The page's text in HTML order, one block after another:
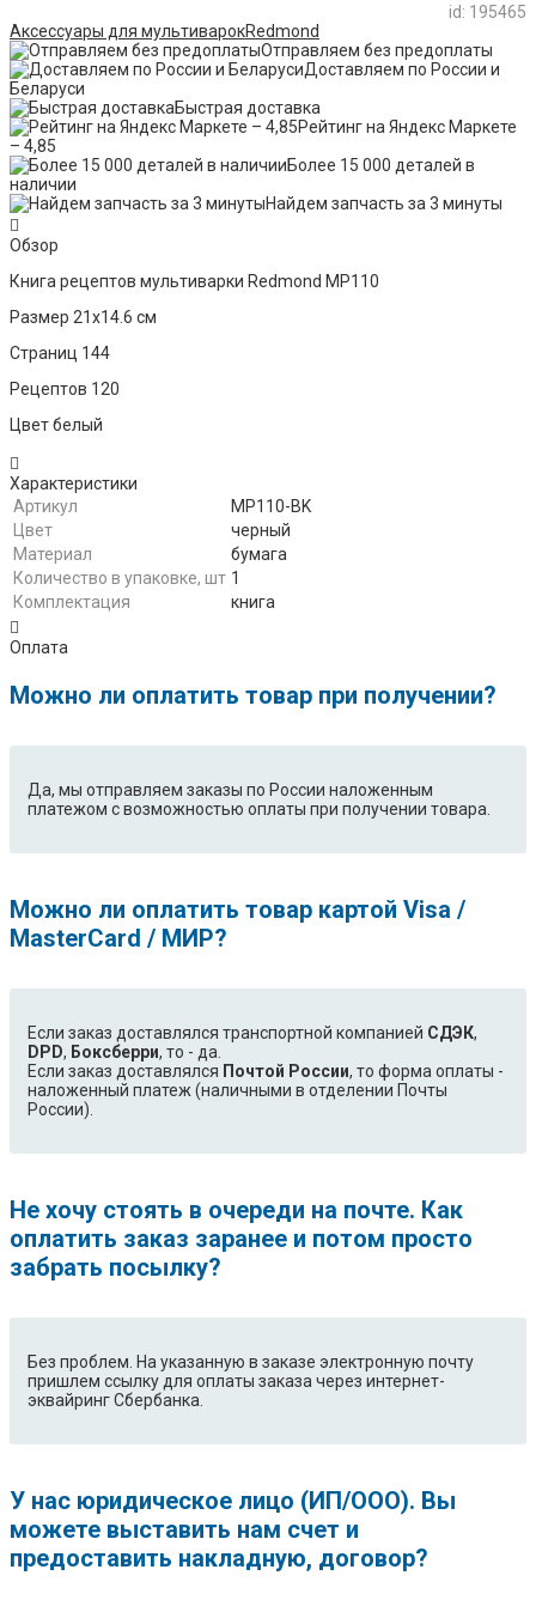
id: 195465
Аксессуары для мультиварокRedmond
Отправляем без предоплаты
Доставляем по России и
Беларуси
Быстрая доставка
Рейтинг на Яндекс Маркете
– 4,85
Более 15 000 деталей в
наличии
Найдем запчасть за 3 минуты
Обзор
Книга рецептов мультиварки Redmond MP110
Размер 21х14.6 см
Страниц 144
Рецептов 120
Цвет белый
Характеристики
Артикул
MP110-BK
Цвет
черный
Материал
бумага
Количество в упаковке, шт 1
Комплектация
книга
Оплата
Можно ли оплатить товар при получении?
Да, мы отправляем заказы по России наложенным
платежом с возможностью оплаты при получении товара.
Можно ли оплатить товар картой Visa /
MasterCard / МИР?
Если заказ доставлялся транспортной компанией СДЭК,
DPD, Боксберри, то - да.
Если заказ доставлялся Почтой России, то форма оплаты -
наложенный платеж (наличными в отделении Почты
России).
Не хочу стоять в очереди на почте. Как
оплатить заказ заранее и потом просто
забрать посылку?
Без проблем. На указанную в заказе электронную почту
пришлем ссылку для оплаты заказа через интернет-
эквайринг Сбербанка.
У нас юридическое лицо (ИП/ООО). Вы
можете выставить нам счет и
предоставить накладную, договор?